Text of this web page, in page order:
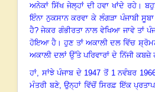
ਅਨੇਕਾਂ ਸਿੱਖ ਜੇਲ੍ਹਾਂ ਦੀ ਹਵਾ ਖਾਂਦੇ ਰਹੇ ।
ਇੰਨਾ ਨੁਕਸਾਨ ਕਰਵਾ ਕੇ ਲੰਗੜਾ ਪੰਜਾਬੀ ਸੂਬਾ
ਹੈ? ਜੇਕਰ ਗੰਭੀਰਤਾ ਨਾਲ ਵੇਖਿਆ ਜਾਵੇ ਤਾਂ
ਹੋਇਆ ਹੈ ।ਹੁਣ ਤਾਂ ਅਕਾਲੀ ਦਲ ਵਿੱਚ
ਅਕਾਲੀ ਦਲਾਂ ਉੱਤੇ ਪਰਿਵਾਰਾਂ ਦੇ ਨਿੱਜੀ ਕਬਜ਼ੇ
ਹਾਂ , ਸਾਂਝੇ ਪੰਜਾਬ ਦੇ1947ਤੋਂ1ਨਵੰਬਰ
ਮੰਤਰੀ ਬਣੇ,ਉਨ੍ਹਾਂ ਵਿੱਚੋਂ ਸਿਰਫ਼ ਇੱਕ ਪ੍ਰਤਾਪ